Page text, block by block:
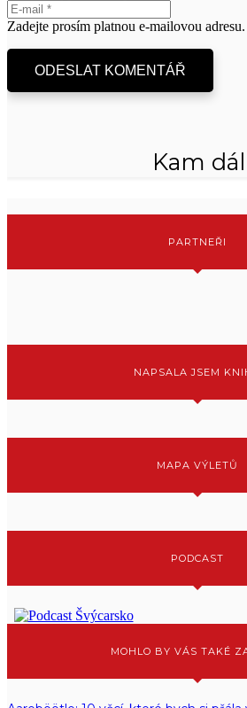
Zadejte prosím platnou e-mailovou adresu.
ODESLAT KOMENTÁŘ
Kam dál
PARTNEŘI
NAPSALA JSEM
MAPA VÝLETŮ
PODCAST
MOHLO BY VÁS TAKÉ